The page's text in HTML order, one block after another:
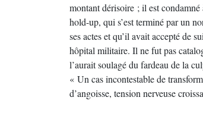
montant dérisoire ; il est
hold-up, qui s’est terminé par un
ses actes et qu’il avait accepté de
hôpital militaire. Il ne fut pas
l’aurait soulagé du fardeau de la
« Un cas incontestable de
d’angoisse, tension nerveuse